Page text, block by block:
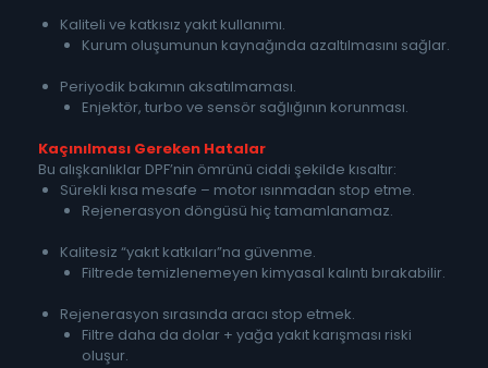
Kaliteli ve katkısız yakıt kullanımı.
Kurum oluşumunun kaynağında azaltılmasını sağlar.
Periyodik bakımın aksatılmaması.
Enjektör, turbo ve sensör sağlığının korunması.
Kaçınılması Gereken Hatalar
Bu alışkanlıklar DPF’nin ömrünü ciddi şekilde kısaltır:
Sürekli kısa mesafe – motor ısınmadan stop etme.
Rejenerasyon döngüsü hiç tamamlanamaz.
Kalitesiz “yakıt katkıları”na güvenme.
Filtrede temizlenemeyen kimyasal kalıntı bırakabilir.
Rejenerasyon sırasında aracı stop etmek.
Filtre daha da dolar + yağa yakıt karışması riski
oluşur.